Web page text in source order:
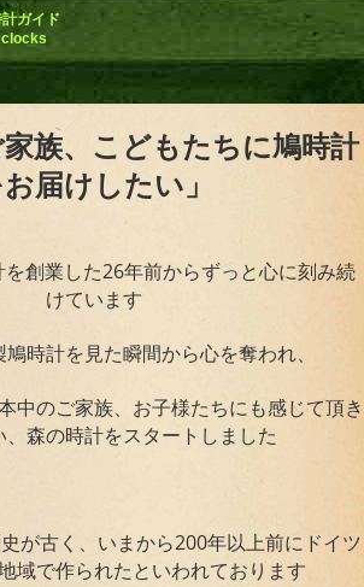
ガイド
家族、こどもたちに鳩時計
届けしたい」
創業した26年前からずっと心に刻み続
けています
時計を見た瞬間から心を奪われ、
中のご家族、お子様たちにも感じて頂き
、森の時計をスタートしました
が古く、いまから200年以上前にドイツ
域で作られたといわれております